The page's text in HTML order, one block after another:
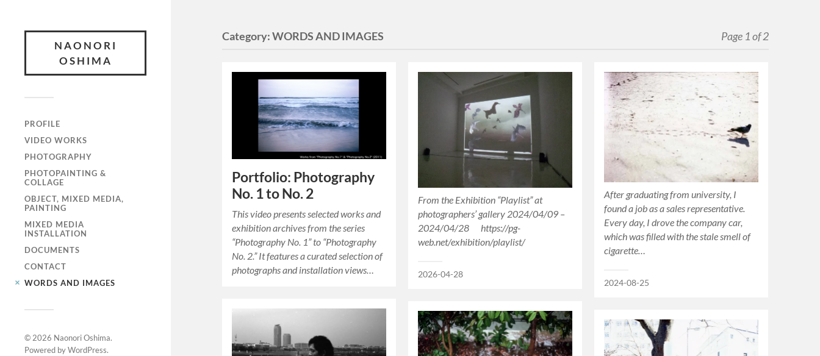
NAONORI
OSHIMA
PROFILE
VIDEO WORKS
PHOTOGRAPHY
PHOTOPAINTING &
COLLAGE
OBJECT, MIXED MEDIA,
PAINTING
MIXED MEDIA
INSTALLATION
DOCUMENTS
CONTACT
WORDS AND IMAGES
© 2026 Naonori Oshima.
Powered byWordPress.
Category:WORDS AND IMAGES Page 1 of 2
Portfolio: Photography
No. 1 to No. 2
This video presents selected works and
exhibition archives from the series
“Photography No. 1” to “Photography
No. 2.” It features a curated selection of
photographs and installation views…
From the Exhibition “Playlist” at
photographers’ gallery 2024/04/09 –
2024/04/28 https://pg-
web.net/exhibition/playlist/
2026-04-28
After graduating from university, I
found a job as a sales representative.
Every day, I drove the company car,
which was filled with the stale smell of
cigarette…
2024-08-25